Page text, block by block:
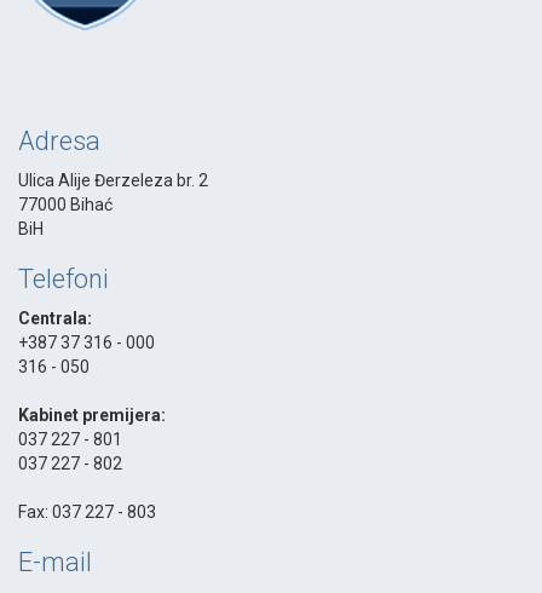
Adresa
Ulica Alije Đerzeleza br. 2
77000 Bihać
BiH
Telefoni
Centrala:
+387 37 316 - 000
316 - 050
Kabinet premijera:
037 227 - 801
037 227 - 802
Fax: 037 227 - 803
E-mail